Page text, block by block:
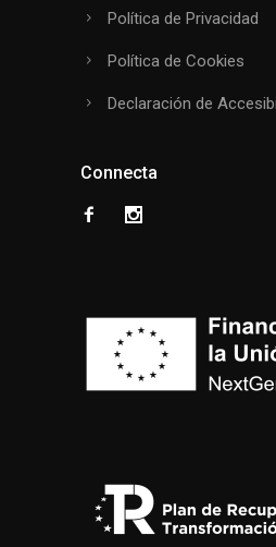
Política de Privacidad
Política de Cookies
Declaración de
Connecta